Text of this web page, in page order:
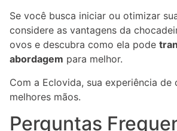
Se você busca iniciar ou otimizar
considere as vantagens da
ovos e descubra como ela pode
abordagem para melhor.
Com a Eclovida, sua experiência de
melhores mãos.
Perguntas